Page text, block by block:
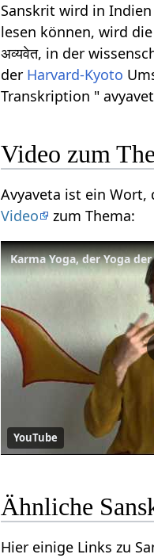
Sanskrit wird in
lesen können, wird
अव्यवेत, in der
der Harvard-Kyoto
Transkription "
Video zum
Avyaveta ist ein
Video
zum Thema:
Karma Yoga, der Yoga
YouTube
Ähnliche
Hier einige Links zu